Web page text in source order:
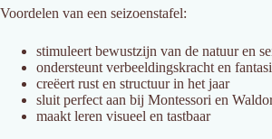
Voordelen van een seizoenstafel:
stimuleert bewustzijn van de natuuren
ondersteunt verbeeldingskracht en
creëert rust en structuurin het jaar
sluit perfect aan bij Montessori en
maakt leren visueel en tastbaar